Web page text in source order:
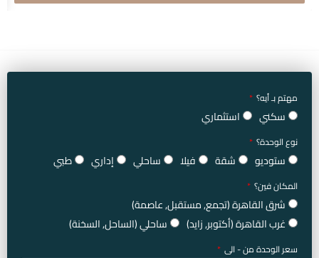
مهتم بـ أيه؟
سكني استثماري
نوع الوحدة؟
ستوديو شقة فيلا ساحلي إداري طبي
المكان فين؟
شرق القاهرة (تجمع, مستقبل, عاصمة)
غرب القاهرة (أكتوبر, زايد)
ساحلي (الساحل, السخنة)
سعر الوحدة من - الى